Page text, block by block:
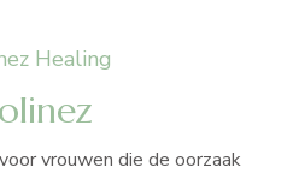
vrouwen die de oorzaak